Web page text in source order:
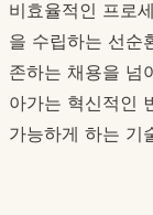
비효율적인 프로
을 수립하는 선순
존하는 채용을 넘
아가는 혁신적인
가능하게 하는 기